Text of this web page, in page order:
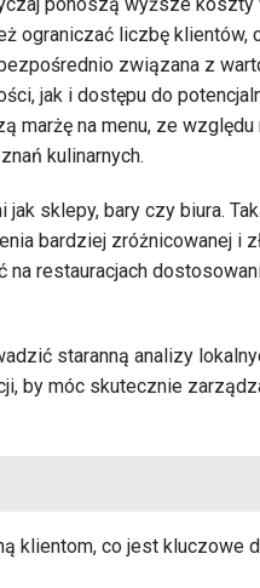
ograniczać liczbę klientów,
związana z
jak i dostępu do
marżę na menu, ze
kulinarnych.
sklepy, bary czy biura.
bardziej zróżnicowanej i
restauracjach
staranną analizy
by móc skutecznie
klientom, co jest kluczowe